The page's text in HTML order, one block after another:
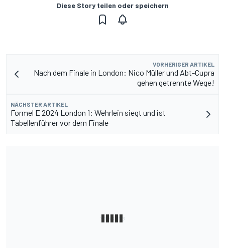
Diese Story teilen oder speichern
VORHERIGER ARTIKEL
Nach dem Finale in London: Nico Müller und Abt-Cupra
gehen getrennte Wege!
NÄCHSTER ARTIKEL
Formel E 2024 London 1: Wehrlein siegt und ist
Tabellenführer vor dem Finale